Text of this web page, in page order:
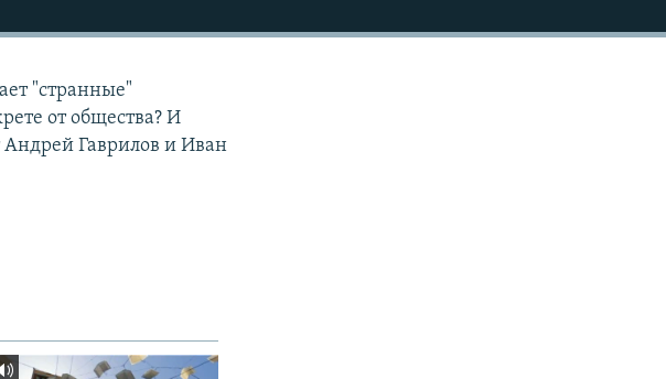
"странные"
от общества? И
Андрей Гаврилов и Иван